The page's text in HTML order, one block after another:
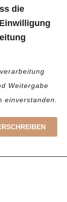
die
Weitergabe
einverstanden.